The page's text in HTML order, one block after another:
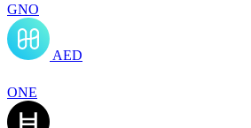
GNO
AED
ONE